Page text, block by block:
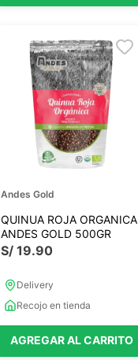
Andes Gold
QUINUA ROJA ORGANICA
ANDES GOLD 500GR
S/ 19.90
Delivery
Recojo en tienda
AGREGAR AL CARRITO